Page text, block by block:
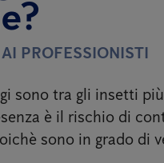
PROFESSIONISTI
sono tra gli insetti
è il rischio di
sono in grado di